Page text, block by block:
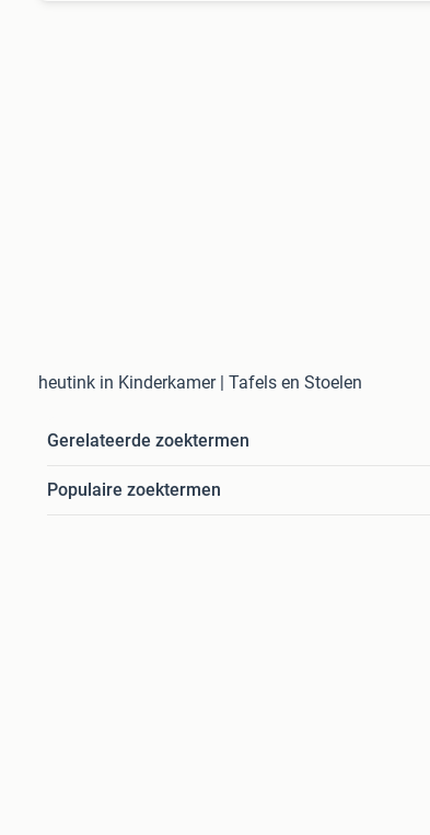
heutink in Kinderkamer | Tafels en Stoelen
Gerelateerde zoektermen
Populaire zoektermen